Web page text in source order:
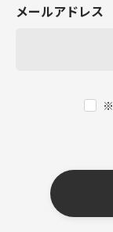
メールアドレス
※